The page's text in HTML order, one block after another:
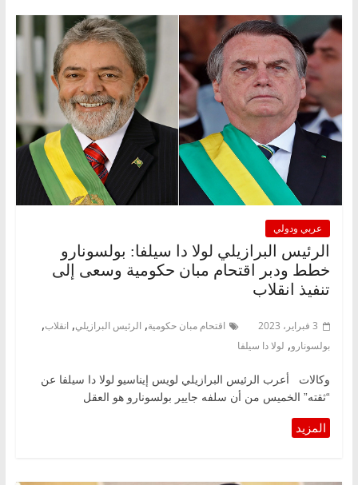
عربي ودولي
الرئيس البرازيلي لولا دا سيلفا: بولسونارو
خطط ودبر اقتحام مبان حكومية وسعى إلى
تنفيذ انقلاب
3 فبراير، 2023 اقتحام مبان حكومية, الرئيس البرازيلي, انقلاب,
بولسونارو, لولا دا سيلفا
وكالات أعرب الرئيس البرازيلي لويس إيناسيو لولا دا سيلفا عن
“ثقته” الخميس من أن سلفه جايير بولسونارو هو العقل